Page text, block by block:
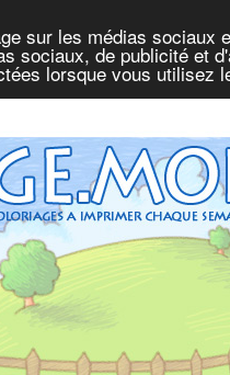
sur les médias sociaux
sociaux, de publicité et
lorsque vous utilisez